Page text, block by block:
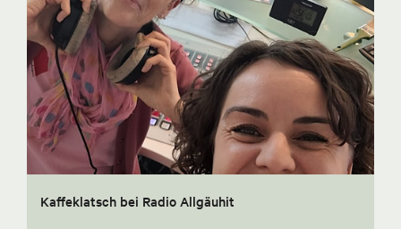
Kaffeklatsch bei Radio Allgäuhit